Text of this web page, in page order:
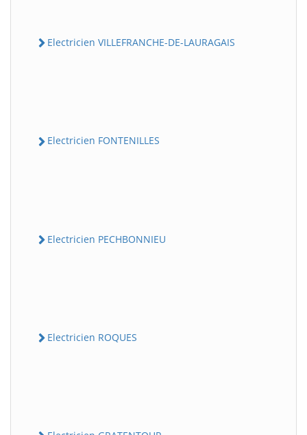
Electricien VILLEFRANCHE-DE-LAURAGAIS
Electricien FONTENILLES
Electricien PECHBONNIEU
Electricien ROQUES